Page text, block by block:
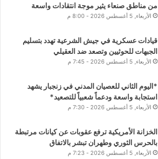
من مناطق صنعاء يثير موجة انتقادات واسعة
الأربعاء, 5 أغسطس 2026 - 8:00 م
قيادات عسكرية في جيش الشرعية تهدد بتسليم
الجبهات للحوثيين وتصعد ضد العقيلي
الأربعاء, 5 أغسطس 2026 - 7:45 م
*اليوم الثاني للعصيان المدني في زنجبار يشهد
استجابة واسعة ودعماً شعبياً للتصعيد*
الأربعاء, 5 أغسطس 2026 - 7:30 م
الخزانة الأمريكية ترفع عقوبات عن كيانات مرتبطة
بالحرس الثوري وطهران تبشر بالاتفاق
الأربعاء, 5 أغسطس 2026 - 7:23 م